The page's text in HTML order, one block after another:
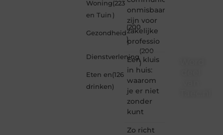
Woning
en Tuin
(223
)
Gezondheid
(200
)
Dienstverlening
(200
)
Eten en
drinken
(126
)
onmisbaar
zijn voor
zakelijke
professio
Een kluis
in huis:
waarom
je er niet
zonder
kunt
Zo richt